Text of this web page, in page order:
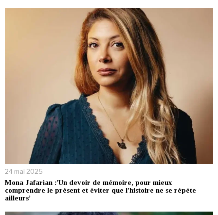
24 mai 2025
Mona Jafarian :’Un devoir de mémoire, pour mieux
comprendre le présent et éviter que l’histoire ne se répète
ailleurs’